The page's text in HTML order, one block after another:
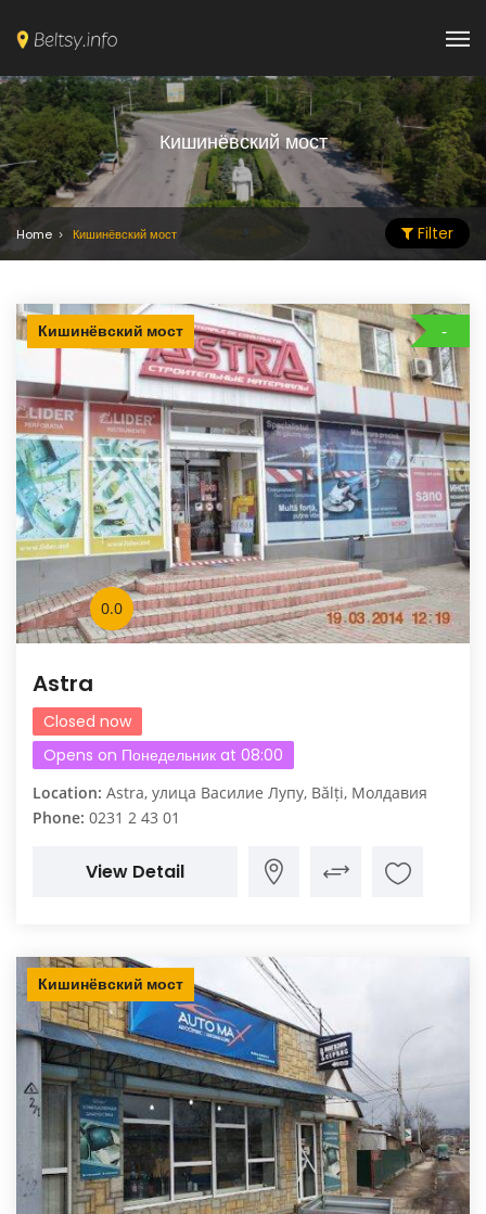
Кишинёвский мост
Home Кишинёвский мост Filter
Кишинёвский мост
0.0
Astra
Closed now
Opens on Понедельник at 08:00
Location: Astra, улица Василие Лупу, Bălți, Молдавия
Phone: 0231 2 43 01
View Detail
Кишинёвский мост